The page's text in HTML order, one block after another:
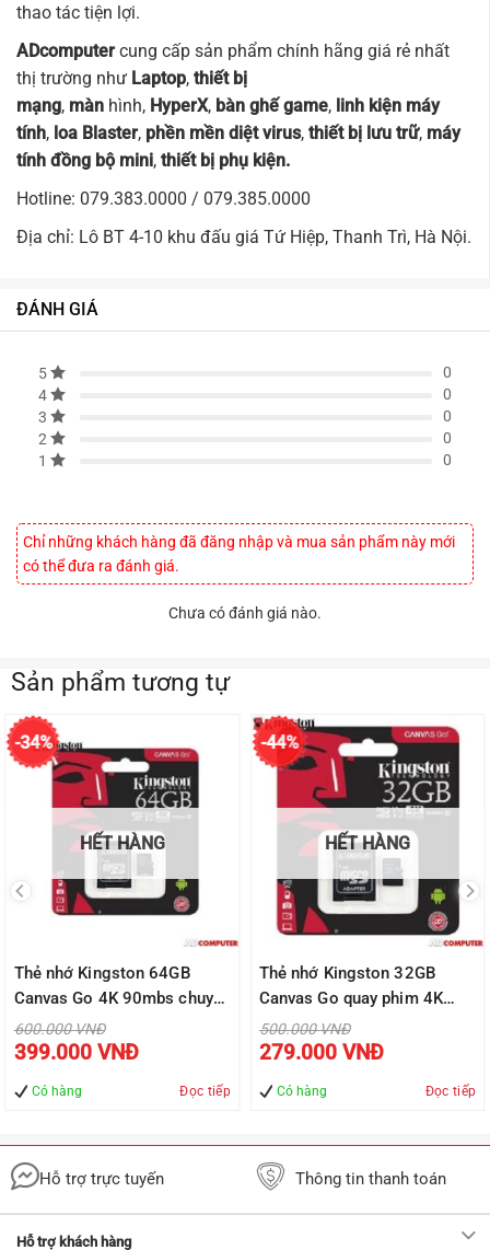
thao tác tiện lợi.
ADcomputer cung cấp sản phẩm chính hãng giá rẻ nhất
thị trường như Laptop, thiết bị
mạng, màn hình, HyperX, bàn ghế game, linh kiện máy
tính, loa Blaster, phền mền diệt virus, thiết bị lưu trữ, máy
tính đồng bộ mini, thiết bị phụ kiện.
Hotline: 079.383.0000 / 079.385.0000
Địa chỉ: Lô BT 4-10 khu đấu giá Tứ Hiệp, Thanh Trì, Hà Nội.
ĐÁNH GIÁ
5
0
4
0
3
0
2
0
1
0
Chỉ những khách hàng đã đăng nhập và mua sản phẩm này mới
có thể đưa ra đánh giá.
Chưa có đánh giá nào.
Sản phẩm tương tự
-34%
HẾT HÀNG
Thẻ nhớ Kingston 64GB
Canvas Go 4K 90mbs chuyên
quay phim microSDXC có áo
– SDCG264GB
600.000VNĐ
Giá
gốc
là:
399.000 VNĐ
399.000 VNĐ.
Có hàng Đọc tiếp
-44%
HẾT HÀNG
Thẻ nhớ Kingston 32GB
Canvas Go quay phim 4K
90mbs microSDXC có áo –
SDCG2/32GB
500.000VNĐ
Giá
gốc
là:
279.000 VNĐ
279.000
Có hàng Đọc tiếp
Hỗ trợ trực tuyến Thông tin thanh toán
Hỗ trợ khách hàng